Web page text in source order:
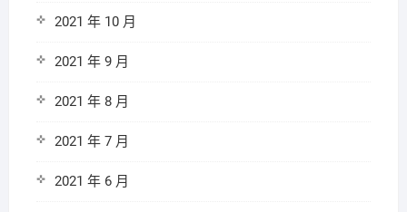
2021 年 10 月
2021 年 9 月
2021 年 8 月
2021 年 7 月
2021 年 6 月